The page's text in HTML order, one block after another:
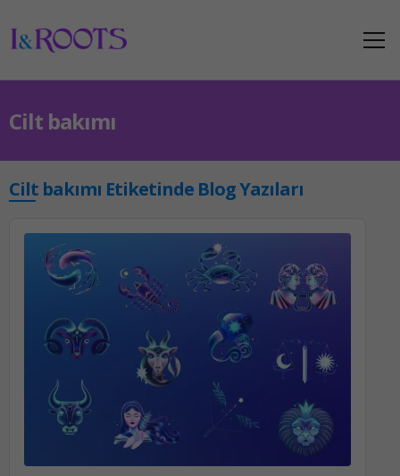
Cilt bakımı
Cilt bakımı Etiketinde Blog Yazıları